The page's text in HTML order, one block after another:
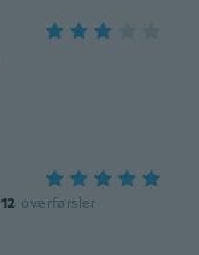
12 overførsler